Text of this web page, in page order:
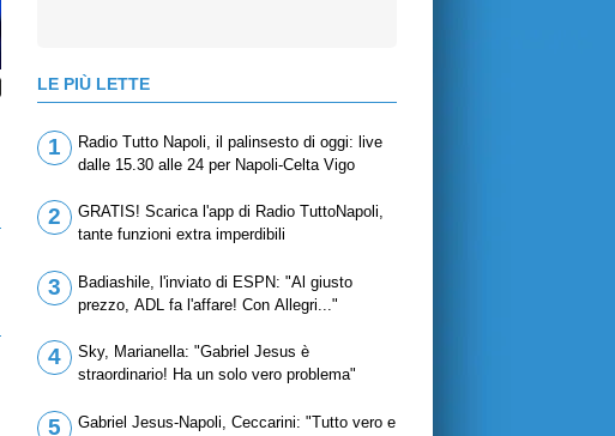
LE PIÙ LETTE
1
Radio Tutto Napoli, il palinsesto di oggi: live
dalle 15.30 alle 24 per Napoli-Celta Vigo
2
GRATIS! Scarica l'app di Radio TuttoNapoli,
tante funzioni extra imperdibili
3
Badiashile, l'inviato di ESPN: "Al giusto
prezzo, ADL fa l'affare! Con Allegri..."
4
Sky, Marianella: "Gabriel Jesus è
straordinario! Ha un solo vero problema"
5
Gabriel Jesus-Napoli, Ceccarini: "Tutto vero e